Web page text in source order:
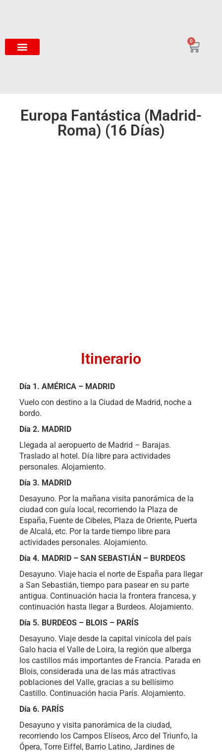
0
Europa Fantástica (Madrid-
Roma) (16 Días)
Itinerario
Día 1. AMÉRICA – MADRID
Vuelo con destino a la Ciudad de Madrid, noche a
bordo.
Día 2. MADRID
Llegada al aeropuerto de Madrid – Barajas.
Traslado al hotel. Día libre para actividades
personales. Alojamiento.
Día 3. MADRID
Desayuno. Por la mañana visita panorámica de la
ciudad con guía local, recorriendo la Plaza de
España, Fuente de Cibeles, Plaza de Oriente, Puerta
de Alcalá, etc. Por la tarde tiempo libre para
actividades personales. Alojamiento.
Día 4. MADRID – SAN SEBASTIÁN – BURDEOS
Desayuno. Viaje hacia el norte de España para llegar
a San Sebastián, tiempo para pasear en su parte
antigua. Continuación hacia la frontera francesa, y
continuación hasta llegar a Burdeos. Alojamiento.
Día 5. BURDEOS – BLOIS – PARÍS
Desayuno. Viaje desde la capital vinícola del país
Galo hacia el Valle de Loira, la región que alberga
los castillos más importantes de Francia. Parada en
Blois, considerada una de las más atractivas
poblaciones del Valle, gracias a su bellísimo
Castillo. Continuación hacia París. Alojamiento.
Día 6. PARÍS
Desayuno y visita panorámica de la ciudad,
recorriendo los Campos Elíseos, Arco del Triunfo, la
Ópera, Torre Eiffel, Barrio Latino, Jardines de